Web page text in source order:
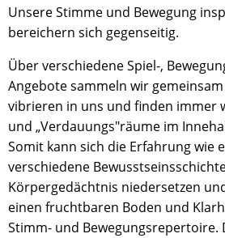
Unsere Stimme und Bewegung
bereichern sich gegenseitig.
Über verschiedene Spiel-,
Angebote sammeln wir
vibrieren in uns und finden immer
und „Verdauungs"räume im
Somit kann sich die Erfahrung wie
verschiedene
Körpergedächtnis niedersetzen
einen fruchtbaren Boden und
Stimm- und Bewegungsrepertoire.